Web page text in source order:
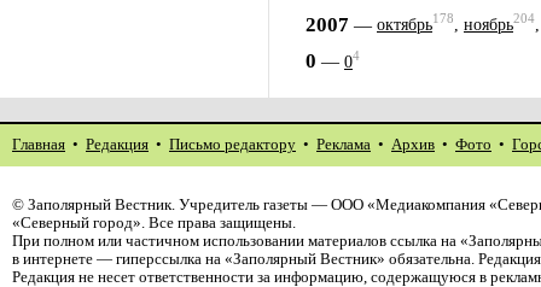
2007 — октябрь178, ноябрь204
0 — 04
Главная • Редакция • Письмо редактору • Реклама • Архив • Фото •
© Заполярный Вестник. Учредитель газеты — ООО «Медиакомпания
«Северный город». Все права защищены.
При полном или частичном использовании материалов ссылка на
в интернете — гиперссылка на «Заполярный Вестник» обязательна.
Редакция не несет ответственности за информацию, содержащуюся в